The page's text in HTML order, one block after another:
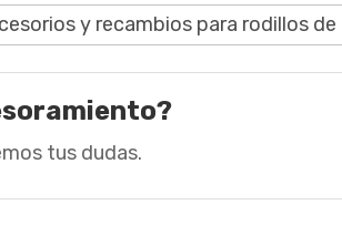
y recambios para rodillos
tus dudas.